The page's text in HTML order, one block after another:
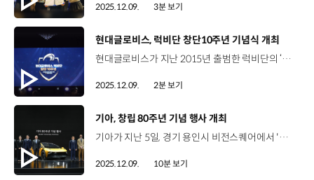
2025.12.09. 3분 보기
[동영상]
현대글로비스, 럭비단 창단10주년 기념식 개최
현대글로비스가 지난 2015년 출범한 럭비단의 ‘창단 10주년 기념식’을 개최했습니다. 이번 행사에는 선수단과 임직원을 비롯해 지난 10년간 팀을 이끌었던 은퇴 선수 등이 참여해 10년의 성과를 돌아봤습니다. 이규복 사장 / 현대글로비스 대표이사이 자리에 계신 모든 선수분들의 강한 투지와 노력, 코치진의 열정적인 지도 그리고 가족분들의 따뜻한 지원이 있었기에 지금의 성장이 가능했습니다. 현대글로비스 럭비단이 국내를 넘어 국제 무대에서도 경쟁력을 갖추고 한국 럭비의 미래를 선도해 나갈 수 있도록 지속적인 관심과 지원을 아끼지 않도록 하겠습니다. 현대글로비스는 럭비단을 창단하고 국내 럭비 발전과 저변 확대를 위해 꾸준히 노력해 왔는데요. 선수들의 활약에 힘입어 굵직한 우승 기록을 이어가며 꾸준히 정상권 전력을 유지해 국내 럭비 대표 실업팀으로 자리매김했습니다. 이진규 선수(주장) / 현대글로비스 럭비단럭비가 아무래도 비인기 종목이라는 인식이 있기 때문에 저는 이번 기념식이 너무 색다르고, 좋은 자리를 마련해 주신 만큼, 선수들은 그에 보답하는 게 시합 결과라고 생각해요. 많은 우승을 할 수 있도록 열심히 노력하겠습니다. 현대글로비스는 앞으로도 한국 럭비의 발전을 위한 지원을 이어 나갈 계획입니다.
2025.12.09. 2분 보기
[동영상]
기아, 창립 80주년 기념 행사 개최
기아가 지난 5일, 경기 용인시 비전스퀘어에서 '기아 80주년 기념 행사'를 개최했습니다. 기아의 지난 여정을 돌아보고, 미래 비전을 공유하는 뜻깊은 시간이었는데요. 자세한 소식 전해주시죠. 기아는 이번 기념 행사에서 1944년 창립 이후 80년의 여정을 정리한 사사와 함께, 미래 모빌리티 시대를 향한 기아의 확고한 비전이 담긴 콘셉트카 '비전 메타투리스모'를 공개했습니다. 행사 현장, 함께 보시죠. 이날 행사에는 이학영 국회부의장과 김남희 광명시 국회의원 등 외빈과 현대차그룹 정의선 회장, 기아 송호성 사장을 비롯한 기아 전·현직 임직원 등 400여 명이 참석했습니다. 기념 행사는 기아가 대담한 비전을 일상의 가치로 바꿔온 80년의 메시지를 담은 오프닝 영상을 시작으로 다양한 세션이 마련됐습니다. 정의선 회장 / 현대자동차그룹 기아의 80년은 한편의 서사와 같은 ‘위대한 여정’이었습니다. 수많은 위기와 어려움을 같이 이겨내며 미래를 꿈꾸었습니다. 그리고 기아와 현대는 하나가 됨으로써 더 큰 미래를 함께 꿈꾸었습니다. 기아의 80년은 쉽지 않았습니다. 그렇지만 여러분들께서는 기아의, 기아인의 특유의 저력으로 모든 역경을 이겨냈습니다. 현대차그룹을 대표하여 진심으로 감사드립니다. 정의선 회장은 기아가 한국 산업사에서 매우 특별한 회사라고 강조하며 늘 고객과 사람을 향해 있던 기아 정신을 조명하고 미래에 대한 기대감을 전했습니다. 정의선 회장 / 현대자동차그룹 앞으로 기아가 만들어 나갈 미래를 생각하면 가슴이 설렙니다. 80년의 헤리티지를 가슴에 품고, 앞으로 100년을 향한 또 하나의 위대한 여정으로 우리가 같이 나아가야겠습니다. 우리 후대가 자랑스러워 할 멋진 미래를 함께 만들어 나갑시다. 기아 송호성 사장은 한국 산업 성장사와 함께한 기아의 도전과 분발의 역사를 되돌아봤는데요. 위기의 순간 새 활로를 찾았던 기아의 투혼과 열정을 소개하며, 미래와의 지속적인 소통 의지를 다졌습니다. 송호성 사장 / 기아 광복 전후 산업 기반이 미약했던 시대에 기아는 자전거에서 오토바이, 삼륜차에 이어 첫 승용차인 브리사를 개발하였으며, 소하리에 최초의 종합 자동차 공장을 짓고 엔진의 국산화를 이루어내며 대한민국 자동차 산업을 개척했습니다. 기아는 성과를 자축하기보다 역사를 되돌아보며 과거 위기를 초래했던 사업운영과 경영방식 및 섣부른 성공에서 오는 자만을 80년 역사의 교훈으로 삼아 경계하고, 창업 이래 이어 온 분발의 정신을 되새길 것입니다. 기아의 지난 80년은 ‘대한민국의 성장과 궤를 같이한다’ 해도 과언이 아닌데요. 그동안의 여정을 담은 사사(社史)를 발간했죠. 기아는 지난 2년간 준비해 온 ‘기아 80년’을 발간하고 이번 행사에서 공개했는데요. 사사에는 1944년 경성정공 창립부터 현재까지 기아만의 성장사가 담겼습니다. ‘기아 80년’은 1994년 50주년 사사를 펴낸 이후 30여 년 만의 역사서로, 현대차그룹 합류 이후 처음입니다. 기아는 두 바퀴 자전거부터 시작해 삼륜차와 승용차, 전기차와 PBV까지, 모빌리티 산업에만 전념해 온 80년의 역사를 '도전과 분발'이라는 주제로 집약했습니다. ‘기아 80년’에는 김철호 창업자의 기술입국·산업보국 정신, 정몽구 명예회장의 품질경영과 글로벌 경영을 비롯해, 정의선 회장의 디자인 경영과 최근의 '기아 대변혁' 등이 빠짐없이 서술됐습니다. 이와 함께 기아는 축약본 ‘도전과 분발/기아 80년’을 출간해 창업 정신과 주요 모델 개발과정, 시련 극복 및 브랜드 성장 스토리 등을 읽기 쉽게 재구성했습니다. 송호성 사장 / 기아 지난 2년간 준비해온 기아 80년 사사의 공개를 시작으로 정신적 자산을 포함한 헤리티지를 잘 간직하고 소통하여 미래로 나아갈 원동력으로 삼고자 합니다. 이날 행사에서는 사사 발간의 의의를 짚어보는 토크 세션 '80년 헤리티지'도 진행돼, '도전과 분발'의 기아 정신을 폭넓게 공유하는 시간도 가졌습니다. 이장규 고문 / 사사 편찬 TFT끊임없는 도전과 분발 의식이야말로 기아를 오늘날 글로벌 기업으로 만든 정신적 뿌리였다고 생각합니다. 정의철 전무 / 기아 기업전략실장현대차 인수 이후, 수많은 난관에도 불구하고 정몽구 명예회장님 주도로 성공적인 통합 그리고 글로벌 진출의 토대를 마련했고 이어서 정의선 회장님 주도로 추진된 디자인 경영이 기아의 체질을 완전히 바꿔 놓았다고 생각합니다. 권용주 교수 / 패널현대차와 기아의 통합은 아마 세계 자동차 역사에 가장 성공적인 사례로 기록될 것으로 생각이 되는 거죠. 추격자에서 선행주자 그리고 게임 체인저로 변신하는 것 같아서 큰 기대를 하고 있습니다. 이와 함께, 기아의 미래를 만들어갈 직원들이 직접 무대에 올라, 오늘의 기아인들이 꿈꾸는 ‘기아의 미래’와 포부를 나누는 순서도 마련됐습니다. 또한, 기아는 이날 행사에서 새로운 모빌리티 시대를 맞이해 브랜드 방향성과 확고한 비전을 제시하는 미래 콘셉트카도 공개했습니다. 콘셉트카 ‘비전 메타투리스모’는 기아 디자인 철학 '오퍼짓 유나이티드'를 반영해 부드러운 표면과 미래지향적 실루엣을 구현했습니다. 카림 하비브 부사장 / 기아 글로벌디자인담당기아의 ‘비전 메타투리스모’는 첨단 기술과 감성적 경험을 결합해, 진화된 이동성에 대한 기아의 미래 비전을 구현한 콘셉트카입니다. 이동의 과정을 운전자와 탑승자 모두에게 잊지 못할, 몰입감 있는 경험으로 확장해 나가는 방향을 제시합니다. 기아는 기술적으로 진보한 모빌리티뿐만 아니라 '영감을 주는 경험'을 미래에도 지속적으로 선사하겠다는 의지를 이번 콘셉트카에 담았습니다. 이번 기념 행사는 기아의 지난 80년 여정을 되돌아보는 것을 넘어, 다가올 100년을 향한 새로운 이정표가 될 것 같습니다. 기아의 창립 80주년은 특별한 전시를 통해 계속 이어질 예정이죠? 기념 행사가 진행된 비전스퀘어 1층에서 '움직임의 유산' 전시가 진행되는데요. 역대 헤리티지 차량부터 미국·유럽 등 주요 생산 거점의 핵심 모델까지 모두 아우르는 기아의 변천사를 한자리에서 만날 수 있습니다. 창립 80주년 기념 전시 ‘움직임의 유산’은 총 17대 차량을 통해 기아의 역사를 표현했는데요. 기아의 출발점과 김철호 창업자의 비전을 주제로 한 '바퀴와 유산', 봉고에서 PV5로 이어지며 기아의 고객 중심 DNA를 조명하는 '진화와 유산', 현지 생산 및 판매 전략에 기반해 세계로 뻗어가는 기아의 이야기를 담은 '개척과 유산' 등 8개 전시 공간으로 구성됐습니다. 특히, '사람과 유산'이란 전시 공간은 품질 경영의 중요성을 강조했던 정몽구 명예회장의 리더십 스토리와, 기아의 대표 장수 모델 '스포티지'와 '카니발'을 조명해 품질·글로벌 경영의 역사를 담아냈습니다. 지난 5일 공개된 '움직임의 유산' 전시는 오는 2029년까지 진행되며, ‘고객 방문 특별 프로그램’을 통해 외부인에게도 공개될 예정입니다. 뿐만 아니라 기아는 다양한 헤리티지 활동도 전개할 예정이죠? 기아는 80년 역사 속 다양한 페르소나의 목소리를 담아낸 영상 캠페인 'The Portraits of Kia' 4편을 차례로 공개하고, 전 국민을 대상으로 '기아 트레저 헌트' 캠페인을 진행해 흩어진 헤리티지 자산을 수집할 계획입니다. 80년을 이어 온 도전과 분발의 역사를 자양분으로 기아가 미래 모빌리티 시대를 선도해 나가길 기대하겠습니다. 오늘 소식 전해주셔서 고맙습니다.
2025.12.09. 10분 보기